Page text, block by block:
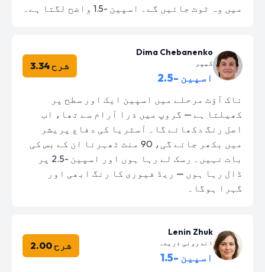
میں وہ ٹوٹ جائیں گے۔ اسپین -1.5 واضح لگتا ہے۔
Dima Chebanenko
کیپر
اسپین -2.5
شرح 3.34
ناک آؤٹ مرحلے میں اسپین ایک اور سطح پر
کھیلتا ہے — گروپ میں ذرا آرام سے تھا، اب
اصل رنگ دکھائے گا۔ آسٹریا کی دفاع پریشر
میں بکھر جائے گی، 90 منٹ ٹھہرنا ان کے بس کی
بات نہیں۔ رسک لے رہا ہوں اور اسپین -2.5 پر
ڈال رہا ہوں — ریڈ فیوری کا رنگ ابھی اور
گہرا ہوگا۔
Lenin Zhuk
اندرونی ذریعہ
اسپین -1.5
شرح 2.00